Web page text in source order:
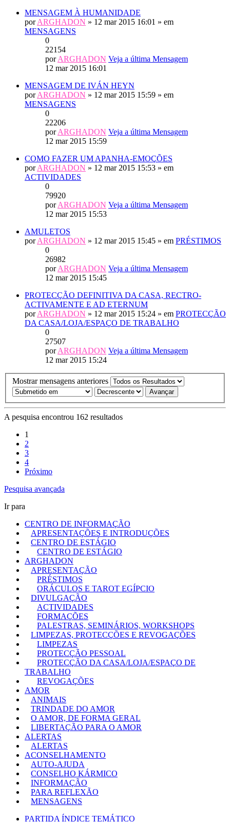
MENSAGEM À HUMANIDADE
porARGHADON » 12 mar 2015 16:01 » em
MENSAGENS
0
22154
porARGHADON Veja a última Mensagem
12 mar 2015 16:01
MENSAGEM DE IVÁN HEYN
porARGHADON » 12 mar 2015 15:59 » em
MENSAGENS
0
22206
porARGHADON Veja a última Mensagem
12 mar 2015 15:59
COMO FAZER UM APANHA-EMOÇÕES
porARGHADON » 12 mar 2015 15:53 » em
ACTIVIDADES
0
79920
porARGHADON Veja a última Mensagem
12 mar 2015 15:53
AMULETOS
porARGHADON » 12 mar 2015 15:45 » em PRÉSTIMOS
0
26982
porARGHADON Veja a última Mensagem
12 mar 2015 15:45
PROTECÇÃO DEFINITIVA DA CASA, RECTRO-
ACTIVAMENTE E AD ETERNUM
porARGHADON » 12 mar 2015 15:24 » em PROTECÇÃO
DA CASA/LOJA/ESPAÇO DE TRABALHO
0
27507
porARGHADON Veja a última Mensagem
12 mar 2015 15:24
Mostrar mensagens anteriores
A pesquisa encontrou 162 resultados
1
2
3
4
Próximo
Pesquisa avançada
Ir para
CENTRO DE INFORMAÇÃO
APRESENTAÇÕES E INTRODUÇÕES
CENTRO DE ESTÁGIO
CENTRO DE ESTÁGIO
ARGHADON
APRESENTAÇÃO
PRÉSTIMOS
ORÁCULOS E TAROT EGÍPCIO
DIVULGAÇÃO
ACTIVIDADES
FORMAÇÕES
PALESTRAS, SEMINÁRIOS, WORKSHOPS
LIMPEZAS, PROTECÇÕES E REVOGAÇÕES
LIMPEZAS
PROTECÇÃO PESSOAL
PROTECÇÃO DA CASA/LOJA/ESPAÇO DE
TRABALHO
REVOGAÇÕES
AMOR
ANIMAIS
TRINDADE DO AMOR
O AMOR, DE FORMA GERAL
LIBERTAÇÃO PARA O AMOR
ALERTAS
ALERTAS
ACONSELHAMENTO
AUTO-AJUDA
CONSELHO KÁRMICO
INFORMAÇÃO
PARA REFLEXÃO
MENSAGENS
PARTIDA ÍNDICE TEMÁTICO